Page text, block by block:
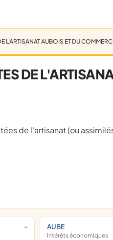
L'ARTISANAT AUBOIS ET DU
DE
AUBE
Intérêts économiques